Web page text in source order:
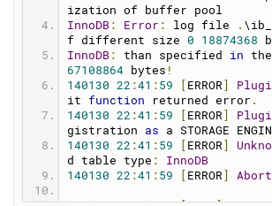
-----------------------
2014-01 30 22 : 42:04 Начало
новки сервера
2014-01 30 22 : 42:04 Остановка
одулей
2014 -01 -30 22 :42 : 06
го
диска
2014 -01 -30 22 :42 : 06 Веб-
тановлен!
ization of buffer pool
InnoDB : Error : log file .
f different size 0 18874368
InnoDB : than specified in the
67108864 bytes !
140130 22 :41 : 59 ERROR
it function returned error .
140130 22 :41 : 59 ERROR
gistration as a STORAGE
140130 22 :41 : 59 ERROR
d table type :
InnoDB
140130 22 :41 : 59 ERROR